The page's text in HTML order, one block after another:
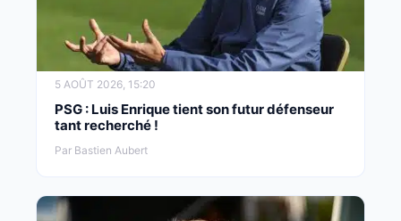
5 AOÛT 2026, 15:20
PSG : Luis Enrique tient son futur défenseur
tant recherché !
Par Bastien Aubert